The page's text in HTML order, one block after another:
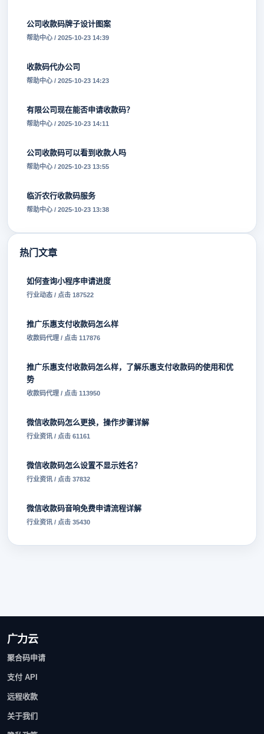
公司收款码牌子设计图案
帮助中心 / 2025-10-23 14:39
收款码代办公司
帮助中心 / 2025-10-23 14:23
有限公司现在能否申请收款码？
帮助中心 / 2025-10-23 14:11
公司收款码可以看到收款人吗
帮助中心 / 2025-10-23 13:55
临沂农行收款码服务
帮助中心 / 2025-10-23 13:38
热门文章
如何查询小程序申请进度
行业动态 / 点击 187522
推广乐惠支付收款码怎么样
收款码代理 / 点击 117876
推广乐惠支付收款码怎么样，了解乐惠支付收款码的使用和优
势
收款码代理 / 点击 113950
微信收款码怎么更换，操作步骤详解
行业资讯 / 点击 61161
微信收款码怎么设置不显示姓名？
行业资讯 / 点击 37832
微信收款码音响免费申请流程详解
行业资讯 / 点击 35430
广力云
聚合码申请
支付 API
远程收款
关于我们